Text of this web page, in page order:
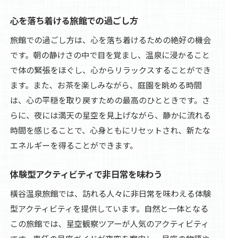
心を落ち着ける旅館での過ごし方
旅館での過ごし方は、心を落ち着けるための絶好の機会
です。朝の静けさの中で目を覚まし、温泉に浸かること
で体の緊張をほぐし、心からリラックスすることができ
ます。また、お茶を楽しみながら、庭園を眺める時間
は、心の平穏を取り戻すための最高のひとときです。さ
らに、夜には満天の星空を見上げながら、静かに流れる
時間を感じることで、心身ともにリセットされ、新たな
エネルギーを得ることができます。
体験型アクティビティで非日常を味わう
橫谷温泉旅館では、訪れる人々に非日常を味わえる体験
型アクティビティを提供しています。自然と一体となる
この旅館では、星空観察ツアーが人気のアクティビティ